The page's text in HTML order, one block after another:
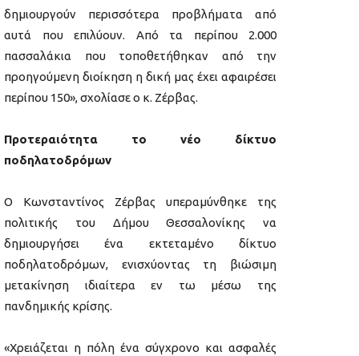
δημιουργούν περισσότερα προβλήματα από
αυτά που επιλύουν. Από τα περίπου 2.000
πασσαλάκια που τοποθετήθηκαν από την
προηγούμενη διοίκηση η δική μας έχει αφαιρέσει
περίπου 150», σχολίασε ο κ. Ζέρβας.
Προτεραιότητα το νέο δίκτυο
ποδηλατοδρόμων
Ο Κωνσταντίνος Ζέρβας υπεραμύνθηκε της
πολιτικής του Δήμου Θεσσαλονίκης να
δημιουργήσει ένα εκτεταμένο δίκτυο
ποδηλατοδρόμων, ενισχύοντας τη βιώσιμη
μετακίνηση ιδιαίτερα εν τω μέσω της
πανδημικής κρίσης.
«Χρειάζεται η πόλη ένα σύγχρονο και ασφαλές